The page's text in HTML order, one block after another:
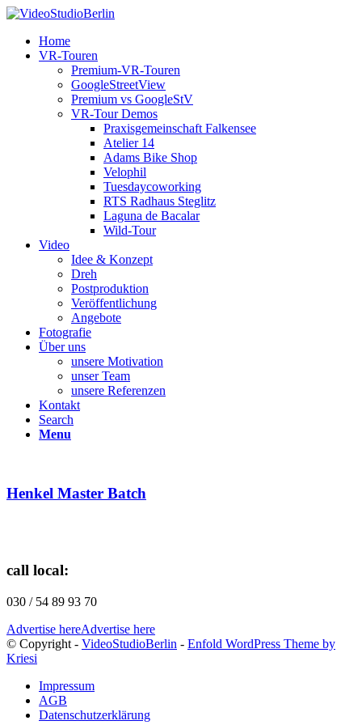
Home
VR-Touren
Premium-VR-Touren
GoogleStreetView
Premium vs GoogleStV
VR-Tour Demos
Praxisgemeinschaft Falkensee
Atelier 14
Adams Bike Shop
Velophil
Tuesdaycoworking
RTS Radhaus Steglitz
Laguna de Bacalar
Wild-Tour
Video
Idee & Konzept
Dreh
Postproduktion
Veröffentlichung
Angebote
Fotografie
Über uns
unsere Motivation
unser Team
unsere Referenzen
Kontakt
Search
Menu
Henkel Master Batch
call local:
030 / 54 89 93 70
Advertise hereAdvertise here
© Copyright - VideoStudioBerlin - Enfold WordPress Theme by
Kriesi
Impressum
AGB
Datenschutzerklärung